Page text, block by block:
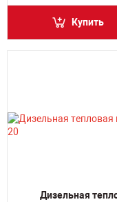
Купить
Дизельная